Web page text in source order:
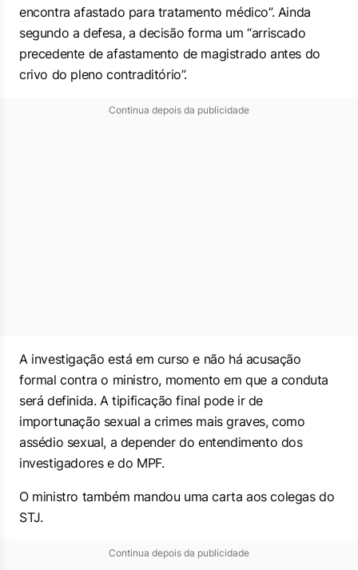
encontra afastado para tratamento médico”. Ainda
segundo a defesa, a decisão forma um “arriscado
precedente de afastamento de magistrado antes do
crivo do pleno contraditório”.
Continua depois da publicidade
A investigação está em curso e não há acusação
formal contra o ministro, momento em que a conduta
será definida. A tipificação final pode ir de
importunação sexual a crimes mais graves, como
assédio sexual, a depender do entendimento dos
investigadores e do MPF.
O ministro também mandou uma carta aos colegas do
STJ.
Continua depois da publicidade